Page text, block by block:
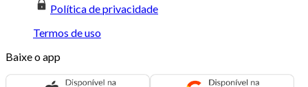
Política de privacidade
Termos de uso
Baixe o app